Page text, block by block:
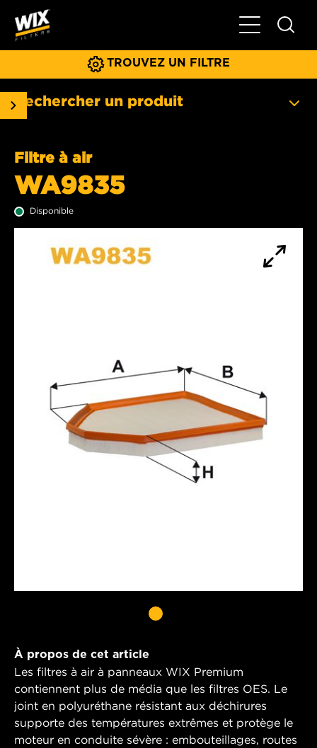
Basculer la
TROUVEZ UN FILTRE
Rechercher un produit
Filtre à air
WA9835
Disponible
À propos de cet article
Les filtres à air à panneaux WIX Premium
contiennent plus de média que les filtres OES. Le
joint en polyuréthane résistant aux déchirures
supporte des températures extrêmes et protège le
moteur en conduite sévère : embouteillages, routes